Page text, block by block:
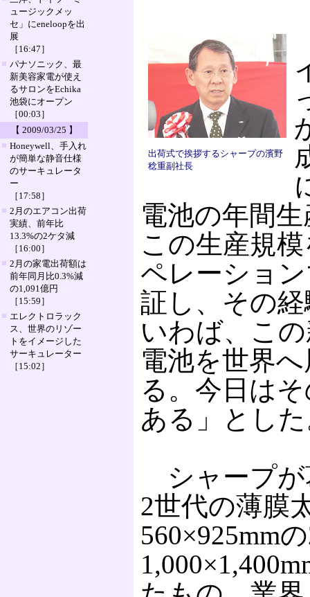
ュージックメッ
セ」にeneloopを出
展
［16:47］
■ パナソニック、最
新美容家電が使え
るサロンをEchika
池袋にオープン
［00:03］
【 2009/03/25 】
■ Honeywell、手入れ
が簡単な静音仕様
のサーキュレータ
ー
［17:58］
■ 2月のエアコン出荷
実績、前年比
13.3%の2ケタ減
［16:00］
■ 2月の家電出荷額は
前年同月比0.3%減
の1,091億円
［15:59］
■ エレクトロラック
ス、世界のリゾー
トをイメージした
サーキュレーター
［15:02］
出荷式で挨拶するシャープの濱野
稔重副社長
電池の年間
この生産規
ペレーショ
証し、その
いわば、こ
電池を世界
る。今日は
ある」とし
シャープが
2世代の薄膜
560×925mm